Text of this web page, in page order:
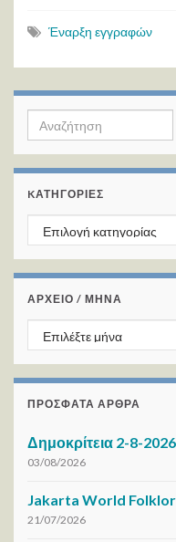
Έναρξη εγγραφών
Search for:
KΑΤΗΓΟΡΊΕΣ
Kατηγορίες
ΑΡΧΕΙΟ / ΜΗΝΑ
ΑΡΧΕΙΟ / ΜΗΝΑ
ΠΡΌΣΦΑΤΑ ΆΡΘΡΑ
Δημοκρίτεια 2-8-2026
03/08/2026
Jakarta World
21/07/2026